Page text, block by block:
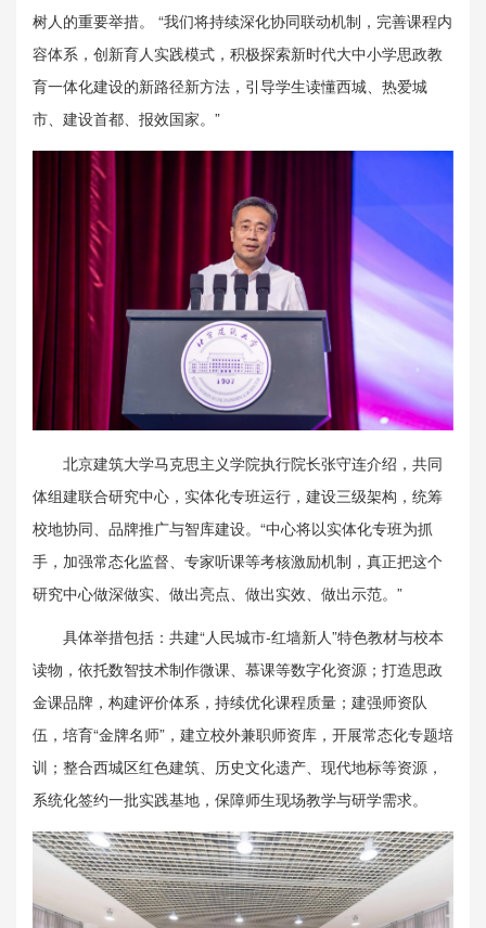
树人的重要举措。 “我们将持续深化协同联动机制，完善课程内
容体系，创新育人实践模式，积极探索新时代大中小学思政教
育一体化建设的新路径新方法，引导学生读懂西城、热爱城
市、建设首都、报效国家。”
北京建筑大学马克思主义学院执行院长张守连介绍，共同
体组建联合研究中心，实体化专班运行，建设三级架构，统筹
校地协同、品牌推广与智库建设。“中心将以实体化专班为抓
手，加强常态化监督、专家听课等考核激励机制，真正把这个
研究中心做深做实、做出亮点、做出实效、做出示范。”
具体举措包括：共建“人民城市-红墙新人”特色教材与校本
读物，依托数智技术制作微课、慕课等数字化资源；打造思政
金课品牌，构建评价体系，持续优化课程质量；建强师资队
伍，培育“金牌名师”，建立校外兼职师资库，开展常态化专题培
训；整合西城区红色建筑、历史文化遗产、现代地标等资源，
系统化签约一批实践基地，保障师生现场教学与研学需求。